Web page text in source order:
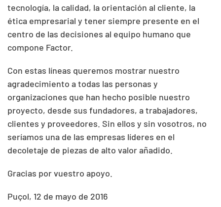
tecnología, la calidad, la orientación al cliente, la
ética empresarial y tener siempre presente en el
centro de las decisiones al equipo humano que
compone Factor.
Con estas líneas queremos mostrar nuestro
agradecimiento a todas las personas y
organizaciones que han hecho posible nuestro
proyecto, desde sus fundadores, a trabajadores,
clientes y proveedores. Sin ellos y sin vosotros, no
seríamos una de las empresas líderes en el
decoletaje de piezas de alto valor añadido.
Gracias por vuestro apoyo.
Puçol, 12 de mayo de 2016